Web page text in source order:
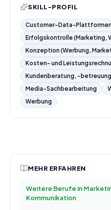
SKILL-PROFIL
Customer-Data-Plattformen
Erfolgskontrolle (Marketing,
Konzeption (Werbung,
Kosten- und
Kundenberatung, -betreuung
Media-Sachbearbeitung
Werbung
MEHR ERFAHREN
Weitere Berufe in
Kommunikation